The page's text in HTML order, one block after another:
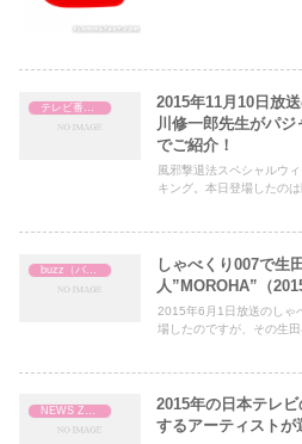
2015年11月10日放
川修一郎先生がパ
でご紹介！
風邪撃退法スペシャルウ
キング。本日登場したのは
しゃべくり007で生
人”MOROHA”（
2015年6月1日放送のしゃ
場したのですが、その生田
2015年の日本テレ
するアーティスト